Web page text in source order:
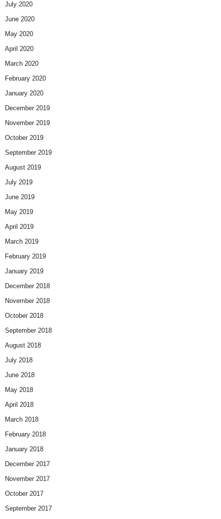
July 2020
June 2020
May 2020
April 2020
March 2020
February 2020
January 2020
December 2019
November 2019
October 2019
September 2019
August 2019
July 2019
June 2019
May 2019
April 2019
March 2019
February 2019
January 2019
December 2018
November 2018
October 2018
September 2018
August 2018
July 2018
June 2018
May 2018
April 2018
March 2018
February 2018
January 2018
December 2017
November 2017
October 2017
September 2017